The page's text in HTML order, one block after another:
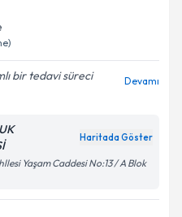
bir tedavi süreci
Devamı
Haritada Göster
Yaşam Caddesi No:13 / A Blok